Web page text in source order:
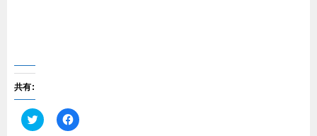
共有:
ク F